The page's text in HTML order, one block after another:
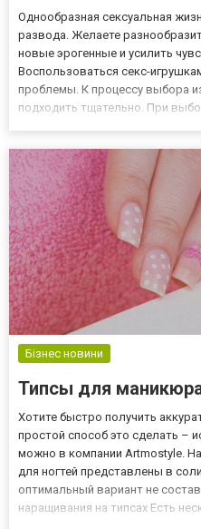
Однообразная сексуальная
развода. Желаете
новые эрогенные и усилить
Воспользоваться секс-
проблемы. К процессу выбора
подходить тщательно. При
Бізнес новини
Типсы для
Хотите быстро получить
простой способ это сделать –
можно в компании Artmostyle.
для ногтей представлены в
оптимальный вариант не
наращивания на типсах Есть